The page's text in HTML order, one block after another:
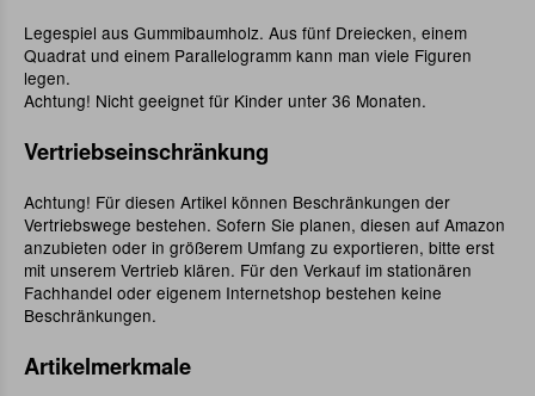
Legespiel aus Gummibaumholz. Aus fünf Dreiecken, einem
Quadrat und einem Parallelogramm kann man viele Figuren
legen.
Achtung! Nicht geeignet für Kinder unter 36 Monaten.
Vertriebseinschränkung
Achtung! Für diesen Artikel können Beschränkungen der
Vertriebswege bestehen. Sofern Sie planen, diesen auf Amazon
anzubieten oder in größerem Umfang zu exportieren, bitte erst
mit unserem Vertrieb klären. Für den Verkauf im stationären
Fachhandel oder eigenem Internetshop bestehen keine
Beschränkungen.
Artikelmerkmale